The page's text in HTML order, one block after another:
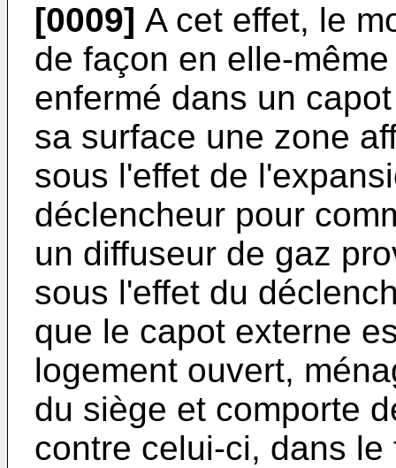
[0009] A cet effet, le
de façon en elle-
enfermé dans un
sa surface une zone
sous l'effet de
déclencheur pour
un diffuseur de gaz
sous l'effet du
que le capot externe
logement ouvert,
du siège et comporte
contre celui-ci, dans